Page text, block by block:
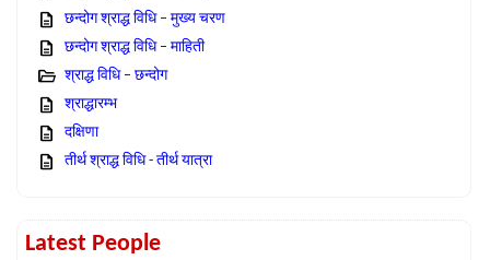
छन्दोग श्राद्ध विधि – मुख्य चरण
छन्दोग श्राद्ध विधि – माहिती
श्राद्ध विधि – छन्दोग
श्राद्धारम्भ
दक्षिणा
तीर्थ श्राद्ध विधि - तीर्थ यात्रा
Latest People